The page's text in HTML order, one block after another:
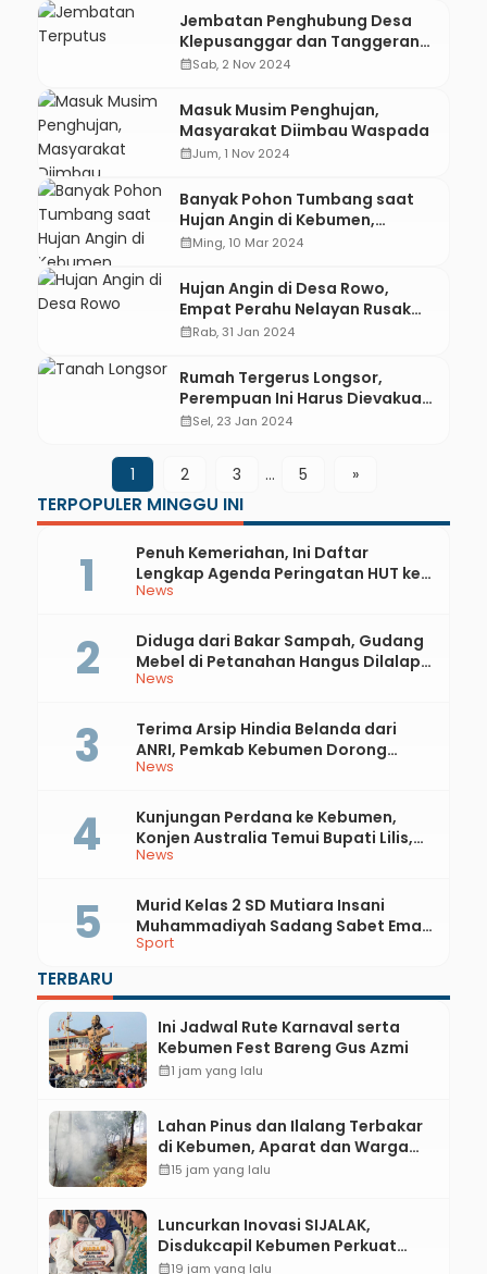
Jembatan Penghubung Desa
Klepusanggar dan Tanggeran
Putus Diterjang Banjir
calendar_monthSab, 2 Nov 2024
Masuk Musim Penghujan,
Masyarakat Diimbau Waspada
calendar_monthJum, 1 Nov 2024
Banyak Pohon Tumbang saat
Hujan Angin di Kebumen,
Relawan PMI Kebumen Turun
calendar_monthMing, 10 Mar 2024
Hujan Angin di Desa Rowo,
Empat Perahu Nelayan Rusak
Tertimpa Pohon Tumbang
calendar_monthRab, 31 Jan 2024
Rumah Tergerus Longsor,
Perempuan Ini Harus Dievakuasi
Karena Sakit
calendar_monthSel, 23 Jan 2024
1 2 3 … 5 »
TERPOPULER MINGGU INI
News
Penuh Kemeriahan, Ini Daftar
Lengkap Agenda Peringatan HUT ke-
81 RI dan Hari Jadi ke-397 Kabupaten
News
Diduga dari Bakar Sampah, Gudang
Mebel di Petanahan Hangus Dilalap
Api
News
Terima Arsip Hindia Belanda dari
ANRI, Pemkab Kebumen Dorong
Integrasi Sejarah, Geopark, dan
News
Kunjungan Perdana ke Kebumen,
Konjen Australia Temui Bupati Lilis,
Ini yang Dibahas
Sport
Murid Kelas 2 SD Mutiara Insani
Muhammadiyah Sadang Sabet Emas
dan Perak di Kejurda Tapak Suci
TERBARU
Ini Jadwal Rute Karnaval serta
Kebumen Fest Bareng Gus Azmi
calendar_month1 jam yang lalu
Lahan Pinus dan Ilalang Terbakar
di Kebumen, Aparat dan Warga
Padamkan Api Secara Manual
calendar_month15 jam yang lalu
Luncurkan Inovasi SIJALAK,
Disdukcapil Kebumen Perkuat
Jejaring Literasi Adminduk hingga
calendar_month19 jam yang lalu